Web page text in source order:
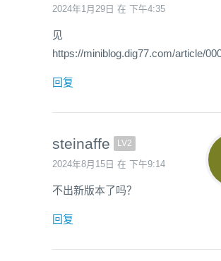
2024年1月29日 在 下午4:35
见
https://miniblog.dig77.com/article/
回复
steinaffe LV2
2024年8月15日 在 下午9:14
不出新版本了吗？
回复